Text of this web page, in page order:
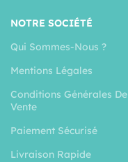
NOTRE SOCIÉTÉ
Qui Sommes-Nous ?
Mentions Légales
Conditions Générales De
Vente
Paiement Sécurisé
Livraison Rapide